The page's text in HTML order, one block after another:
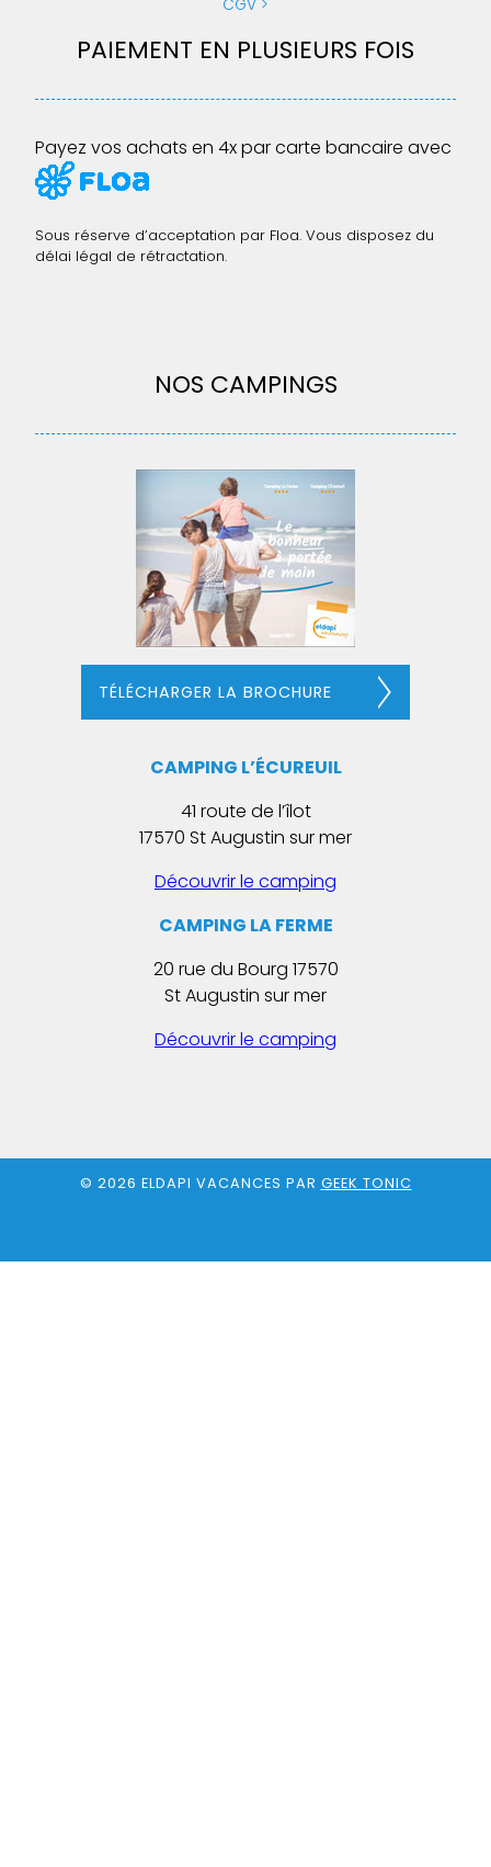
CGV
PAIEMENT EN PLUSIEURS FOIS
Payez vos achats en 4x par carte bancaire avec
Sous réserve d’acceptation par Floa. Vous disposez du
délai légal de rétractation.
NOS CAMPINGS
TÉLÉCHARGER LA BROCHURE
CAMPING L’ÉCUREUIL
41 route de l’îlot
17570 St Augustin sur mer
Découvrir le camping
CAMPING LA FERME
20 rue du Bourg 17570
St Augustin sur mer
Découvrir le camping
© 2026 ELDAPI VACANCES PAR GEEK TONIC